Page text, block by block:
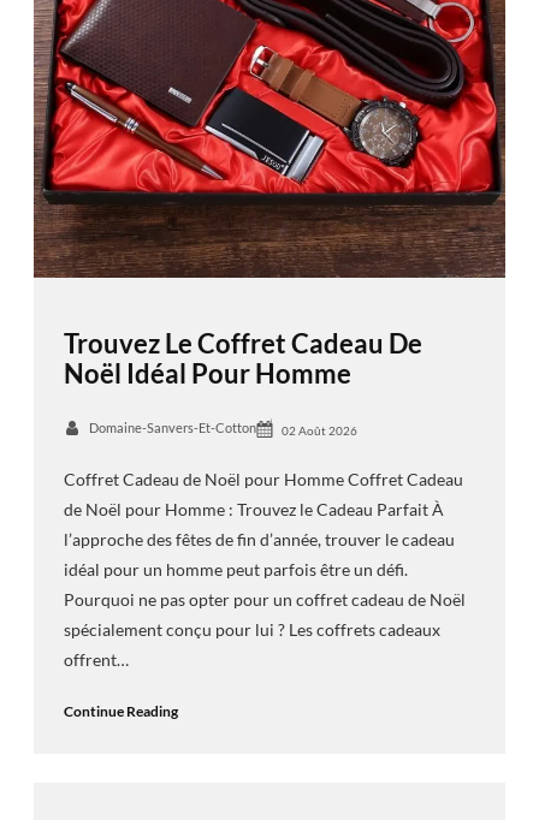
Trouvez Le Coffret Cadeau De
Noël Idéal Pour Homme
Domaine-Sanvers-Et-Cotton 02 Août 2026
Coffret Cadeau de Noël pour Homme Coffret Cadeau
de Noël pour Homme : Trouvez le Cadeau Parfait À
l’approche des fêtes de fin d’année, trouver le cadeau
idéal pour un homme peut parfois être un défi.
Pourquoi ne pas opter pour un coffret cadeau de Noël
spécialement conçu pour lui ? Les coffrets cadeaux
offrent…
Continue Reading